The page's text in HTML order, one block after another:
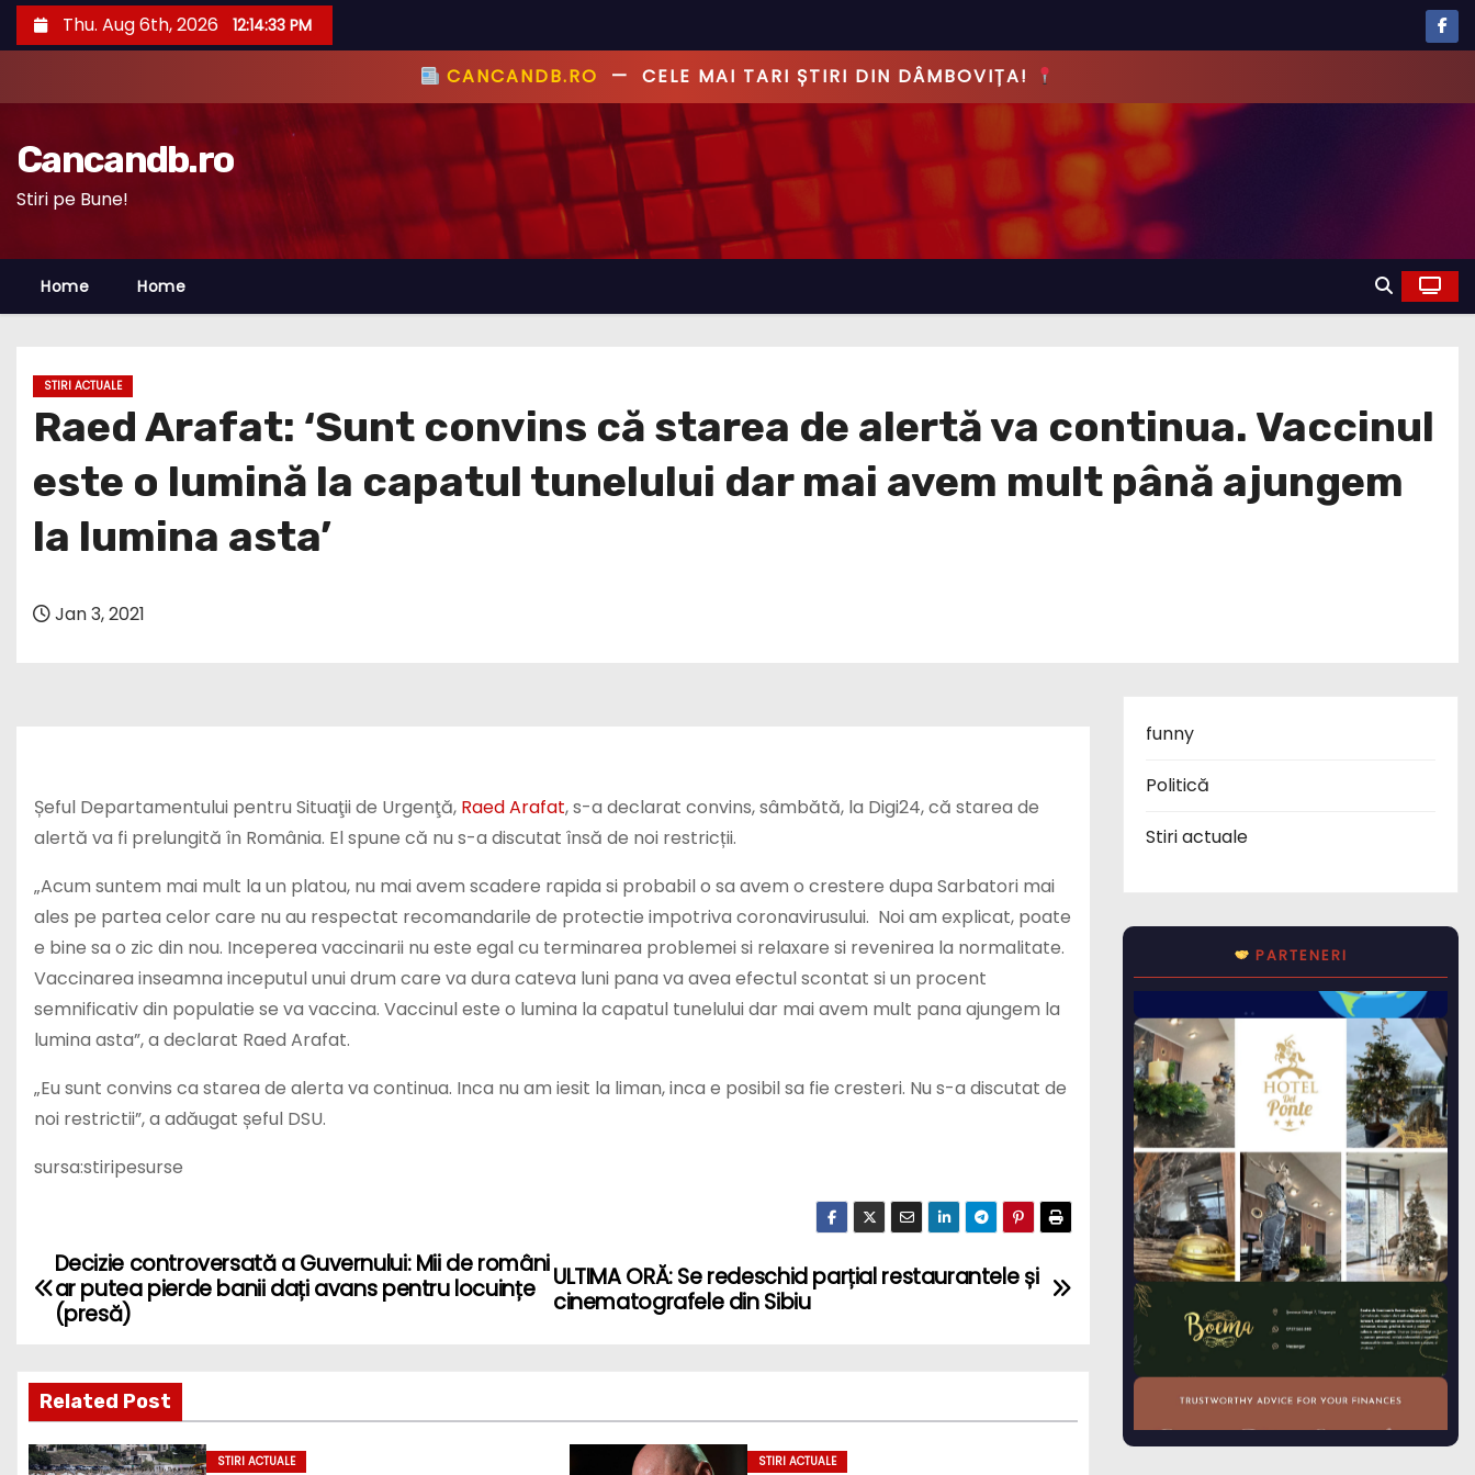
k
p
n
e
Thu. Aug 6th, 2026 12:14:34 PM
CANCANDB.RO—PRIMUL CU ȘTIREA, PRIMUL CU ADEVĂRUL!
Cancandb.ro
Stiri pe Bune!
Home Home
STIRI ACTUALE
Raed Arafat: ‘Sunt convins că starea de alertă va continua. Vaccinul
este o lumină la capatul tunelului dar mai avem mult până ajungem
la lumina asta’
Jan 3, 2021
Șeful Departamentului pentru Situaţii de Urgenţă, Raed Arafat, s-a declarat convins, sâmbătă, la Digi24, că starea de
alertă va fi prelungită în România. El spune că nu s-a discutat însă de noi restricții.
„Acum suntem mai mult la un platou, nu mai avem scadere rapida si probabil o sa avem o crestere dupa Sarbatori mai
ales pe partea celor care nu au respectat recomandarile de protectie impotriva coronavirusului. Noi am explicat, poate
e bine sa o zic din nou. Inceperea vaccinarii nu este egal cu terminarea problemei si relaxare si revenirea la normalitate.
Vaccinarea inseamna inceputul unui drum care va dura cateva luni pana va avea efectul scontat si un procent
semnificativ din populatie se va vaccina. Vaccinul este o lumina la capatul tunelului dar mai avem mult pana ajungem la
lumina asta”, a declarat Raed Arafat.
„Eu sunt convins ca starea de alerta va continua. Inca nu am iesit la liman, inca e posibil sa fie cresteri. Nu s-a discutat de
noi restrictii”, a adăugat șeful DSU.
sursa:stiripesurse
P
t
n
ULTIMA ORĂ: Se redeschid parțial restaurantele și
cinematografele din Sibiu
Decizie controversată a Guvernului: Mii de români
ar putea pierde banii dați avans pentru locuințe
(presă)
Related Post
STIRI ACTUALE STIRI ACTUALE
funny
Politică
Stiri actuale
PARTENERI